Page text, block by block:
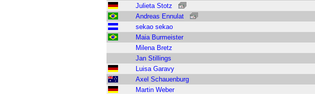
Julieta Stotz
Andreas Ennulat
sekao sekao
Maia Burmeister
Milena Bretz
Jan Stillings
Luisa Garavy
Axel Schauenburg
Martin Weber